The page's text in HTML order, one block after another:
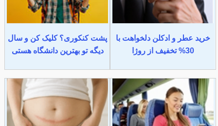
خرید عطر و ادکلن دلخواهت با
30% تخفیف از روژا
پشت کنکوری؟ کلیک کن و سال
دیگه تو بهترین دانشگاه هستی